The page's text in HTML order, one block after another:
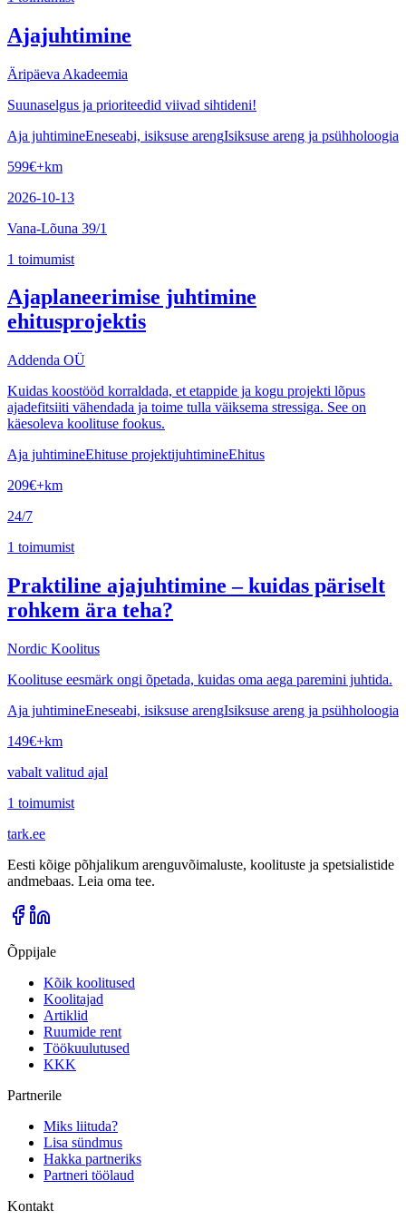
Ajajuhtimine
Äripäeva Akadeemia
Suunaselgus ja prioriteedid viivad sihtideni!
Aja juhtimineEneseabi, isiksuse arengIsiksuse areng ja psühholoogia
599€+km
2026-10-13
Vana-Lõuna 39/1
1 toimumist
Ajaplaneerimise juhtimine
ehitusprojektis
Addenda OÜ
Kuidas koostööd korraldada, et etappide ja kogu projekti lõpus
ajadefitsiiti vähendada ja toime tulla väiksema stressiga. See on
käesoleva koolituse fookus.
Aja juhtimineEhituse projektijuhtimineEhitus
209€+km
24/7
1 toimumist
Praktiline ajajuhtimine – kuidas päriselt
rohkem ära teha?
Nordic Koolitus
Koolituse eesmärk ongi õpetada, kuidas oma aega paremini juhtida.
Aja juhtimineEneseabi, isiksuse arengIsiksuse areng ja psühholoogia
149€+km
vabalt valitud ajal
1 toimumist
tark.ee
Eesti kõige põhjalikum arenguvõimaluste, koolituste ja spetsialistide
andmebaas. Leia oma tee.
Õppijale
Kõik koolitused
Koolitajad
Artiklid
Ruumide rent
Töökuulutused
KKK
Partnerile
Miks liituda?
Lisa sündmus
Hakka partneriks
Partneri töölaud
Kontakt